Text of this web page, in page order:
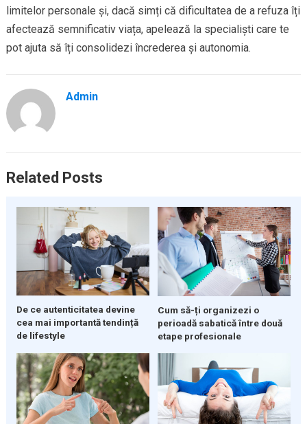
limitelor personale și, dacă simți că dificultatea de a refuza îți
afectează semnificativ viața, apelează la specialiști care te
pot ajuta să îți consolidezi încrederea și autonomia.
Admin
Related Posts
De ce autenticitatea devine
cea mai importantă tendință
de lifestyle
Cum să-ți organizezi o
perioadă sabatică între două
etape profesionale